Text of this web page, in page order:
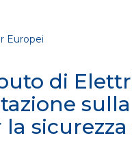
Europei
di
la